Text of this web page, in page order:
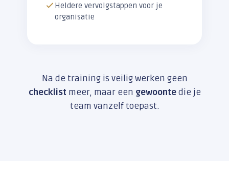
Heldere vervolgstappen voor je
organisatie
Na de training is veilig werken geen
checklist meer, maar een gewoontedie je
team vanzelf toepast.